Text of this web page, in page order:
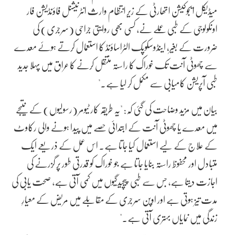
میڈیکل ایجوکیشن اتھارٹی کے زیرِ انتظام وارث انٹرنیشنل فاؤنڈیشن فار
اونکولوجی کے طبی عملے نے، کسی بھی روایتی جراحی (سرجری) کی
ضرورت کے بغیر، اینڈوسکوپک الٹراساؤنڈ کا استعمال کرتے ہوئے معدے
سے چھوٹی آنت تک خوراک کا راستہ منتقل کرنے کا عراق میں پہلا جدید
طبی آپریشن کامیابی سے مکمل کر لیا ہے۔"
بیان میں مزید وضاحت کی گئی کہ: "یہ طریقہ کار ٹیومر (رسولیوں) کے نتیجے
میں معدے یا چھوٹی آنت کے ابتدائی حصے میں پیدا ہونے والی رکاوٹ
کے علاج کے لیے استعمال کیا جاتا ہے۔ اس عمل کے ذریعے ایک
متبادل اور محفوظ راستہ بنایا جاتا ہے جو خوراک کو قدرتی طور پر گزرنے کی
اجازت دیتا ہے، جس سے طبی پیچیدگیوں میں کمی آتی ہے، صحت یابی کی
مدت تیز ہوتی ہے اور اوپن سرجری کے مقابلے میں مریض کے معیارِ
زندگی میں نمایاں بہتری آتی ہے۔"